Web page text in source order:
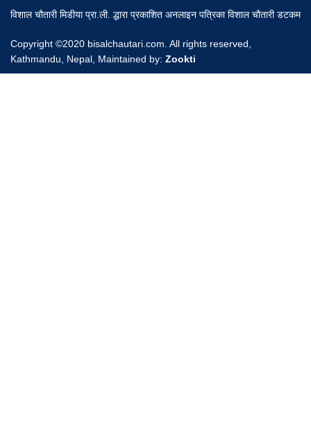
विशाल चौतारी मिडीया प्रा.ली. द्धारा प्रकाशित अनलाइन पत्रिका विशाल चौतारी डटकम
Copyright ©2020 bisalchautari.com. All rights reserved,
Kathmandu, Nepal, Maintained by: Zookti